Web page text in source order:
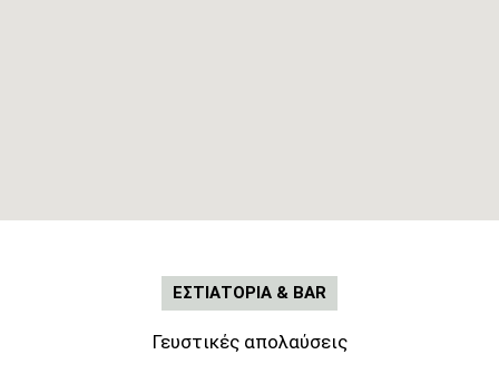
ΕΣΤΙΑΤΟΡΙA & BAR
Γευστικές απολαύσεις